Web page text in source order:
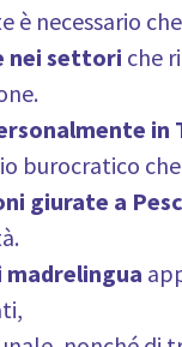
è necessario
nei settori che
in
burocratico
giurate a